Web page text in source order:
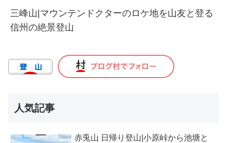
三峰山|マウンテンドクターのロケ地を山友と登る
信州の絶景登山
人気記事
赤兎山 日帰り登山|小原峠から池塘と